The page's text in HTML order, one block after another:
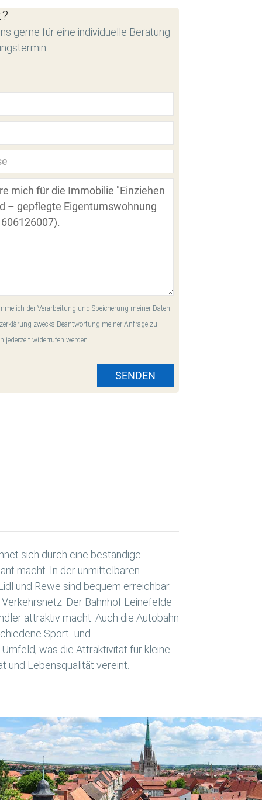
gerne für eine individuelle Beratung
ich der Verarbeitung und Speicherung meiner Daten
zwecks Beantwortung meiner Anfrage zu.
jederzeit widerrufen werden.
SENDEN
sich durch eine beständige
macht. In der unmittelbaren
und Rewe sind bequem erreichbar.
Der Bahnhof Leinefelde
attraktiv macht. Auch die Autobahn
Sport- und
was die Attraktivität für kleine
und Lebensqualität vereint.